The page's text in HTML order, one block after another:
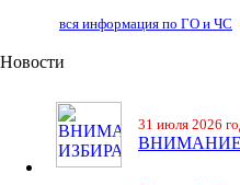
вся информация по ГО и ЧС
Новости
31 июля 2026
ВНИМАНИЕ